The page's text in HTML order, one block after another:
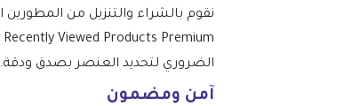
الضروري لتحديد العنصر بصدق ودقة.
آمن ومضمون